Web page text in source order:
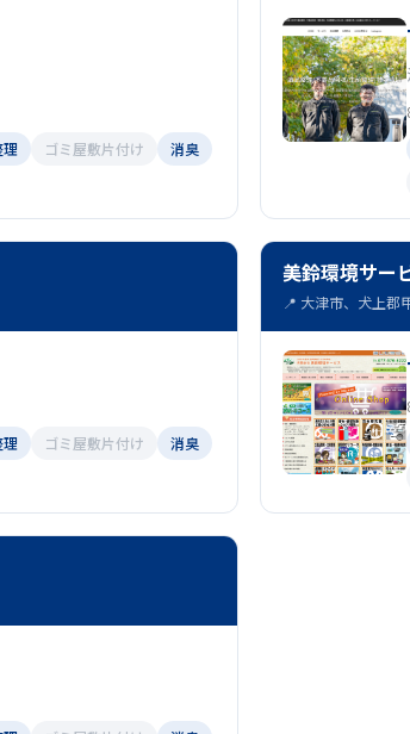
ゴミ屋敷片付け
消臭
ゴミ屋敷片付け
消臭
美鈴環境サー
📍 大津市、犬上郡